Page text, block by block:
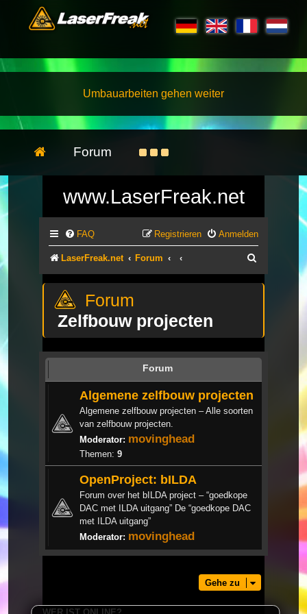
Umbauarbeiten gehen weiter
Forum
www.LaserFreak.net
FAQ Anmelden
Registrieren
LaserFreak.net Forum
Zelfbouw projecten
Forum
Algemene zelfbouw projecten
Algemene zelfbouw projecten – Alle soorten
van zelfbouw projecten.
Moderator: movinghead
Themen: 9
OpenProject: bILDA
Forum over het bILDA project – “goedkope
DAC met ILDA uitgang” De “goedkope DAC
met ILDA uitgang”
Moderator: movinghead
Gehe zu